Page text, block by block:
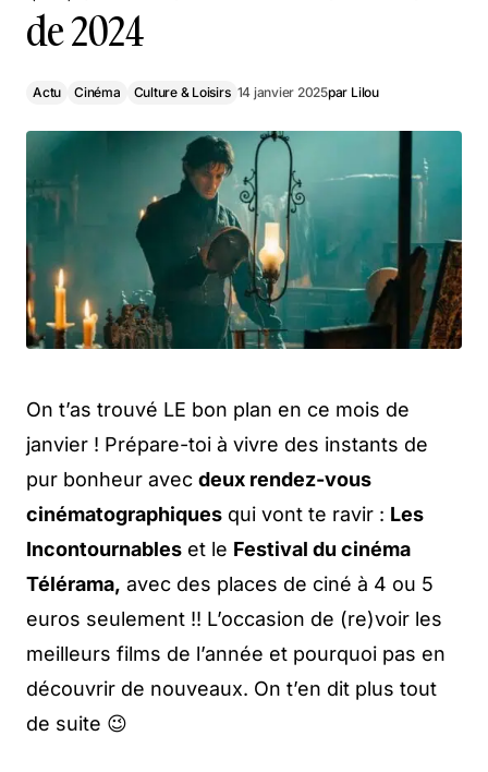
de 2024
Actu Cinéma Culture & Loisirs 14 janvier 2025par Lilou
On t’as trouvé LE bon plan en ce mois de
janvier ! Prépare-toi à vivre des instants de
pur bonheur avec deux rendez-vous
cinématographiques qui vont te ravir : Les
Incontournables et le Festival du cinéma
Télérama, avec des places de ciné à 4 ou 5
euros seulement !! L’occasion de (re)voir les
meilleurs films de l’année et pourquoi pas en
découvrir de nouveaux. On t’en dit plus tout
de suite 😉